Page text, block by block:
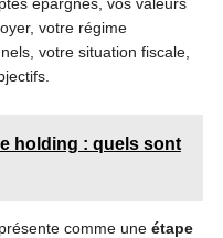
votre régime
votre situation fiscale,
holding : quels sont
comme une étape